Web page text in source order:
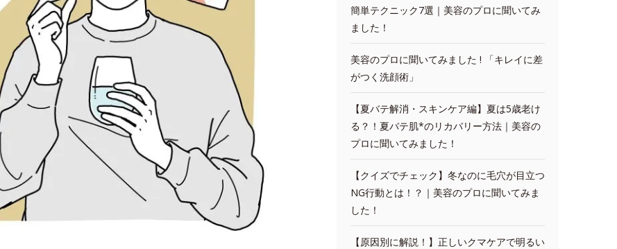
簡単テクニック7選｜美容のプロに聞いてみ
ました！
美容のプロに聞いてみました ! 「キレイに差
がつく洗顔術」
【夏バテ解消・スキンケア編】夏は5歳老け
る？！夏バテ肌*のリカバリー方法｜美容の
プロに聞いてみました！
【クイズでチェック】冬なのに毛穴が目立つ
NG行動とは！？｜美容のプロに聞いてみま
した！
【原因別に解説！】正しいクマケアで明るい